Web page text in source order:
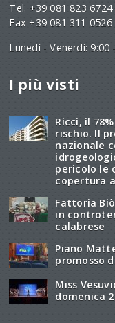
Tel. +39 081 823 6724
Fax +39 081 311 0526
Lunedì - Venerdì: 9:00
I più visti
Ricci, il
rischio. Il
nazionale
pericolo le
copertura
Fattoria
in
calabrese
Piano
promosso
Miss
domenica